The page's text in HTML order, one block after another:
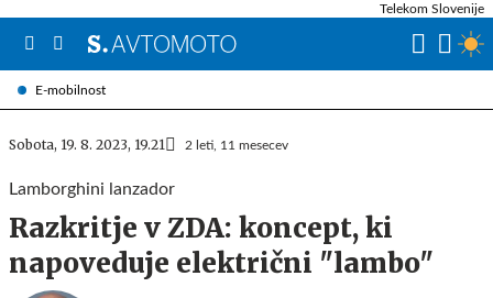
E-mobilnost
Telekom Slovenije
Sobota, 19. 8. 2023, 19.21 2 leti, 11 mesecev
Lamborghini lanzador
Razkritje v ZDA: koncept, ki
napoveduje električni "lambo"